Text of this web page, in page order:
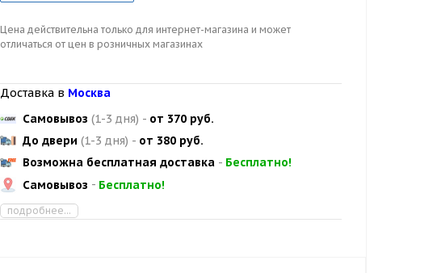
Цена действительна только для интернет-магазина и может
отличаться от цен в розничных магазинах
Доставка в Москва
Самовывоз (1-3 дня) - от 370 руб.
До двери (1-3 дня) - от 380 руб.
Возможна бесплатная доставка - Бесплатно!
Самовывоз - Бесплатно!
подробнее...